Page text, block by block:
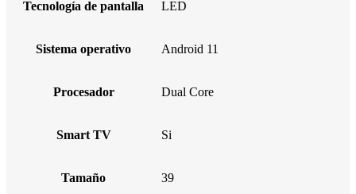
Tecnología de pantalla LED
Sistema operativo Android 11
Procesador Dual Core
Smart TV Si
Tamaño 39